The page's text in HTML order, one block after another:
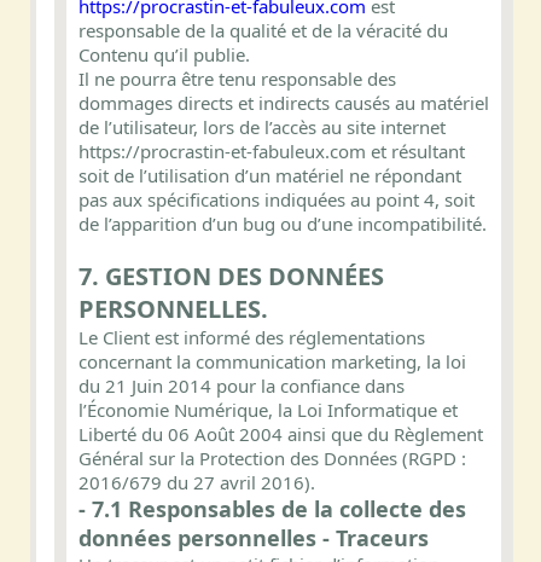
https://procrastin-et-fabuleux.com est
responsable de la qualité et de la véracité du
Contenu qu’il publie.
Il ne pourra être tenu responsable des
dommages directs et indirects causés au matériel
de l’utilisateur, lors de l’accès au site internet
https://procrastin-et-fabuleux.com et résultant
soit de l’utilisation d’un matériel ne répondant
pas aux spécifications indiquées au point 4, soit
de l’apparition d’un bug ou d’une incompatibilité.
7. GESTION DES DONNÉES
PERSONNELLES.
Le Client est informé des réglementations
concernant la communication marketing, la loi
du 21 Juin 2014 pour la confiance dans
l’Économie Numérique, la Loi Informatique et
Liberté du 06 Août 2004 ainsi que du Règlement
Général sur la Protection des Données (RGPD :
2016/679 du 27 avril 2016).
- 7.1 Responsables de la collecte des
données personnelles - Traceurs